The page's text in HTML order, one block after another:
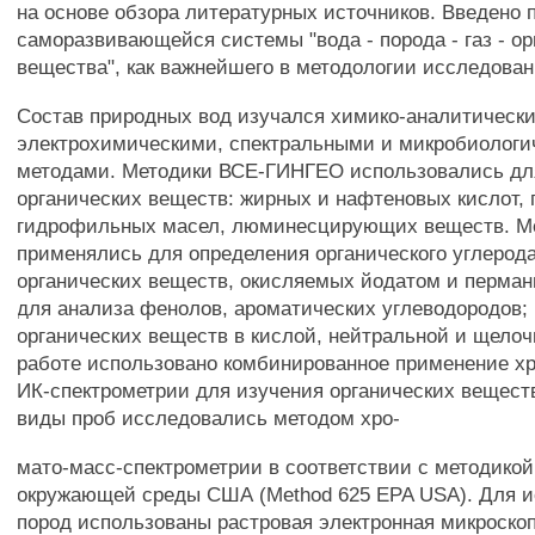
на основе обзора литературных источников. Введено
саморазвивающейся системы "вода - порода - газ -
вещества", как важнейшего в методологии
Состав природных вод изучался химико-
электрохимическими, спектральными и
методами. Методики ВСЕ-ГИНГЕО использовались
органических веществ: жирных и нафтеновых
гидрофильных масел, люминесцирующих веществ.
применялись для определения органического
органических веществ, окисляемых йодатом и
для анализа фенолов, ароматических углеводородов;
органических веществ в кислой, нейтральной и
работе использовано комбинированное применение
ИК-спектрометрии для изучения органических
виды проб исследовались методом хро-
мато-масс-спектрометрии в соответствии с
окружающей среды США (Method 625 EPA USA). Для
пород использованы растровая электронная